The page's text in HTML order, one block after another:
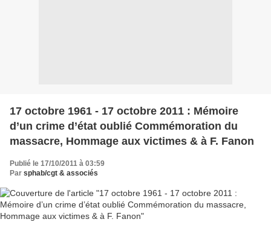
17 octobre 1961 - 17 octobre 2011 : Mémoire
d’un crime d’état oublié Commémoration du
massacre, Hommage aux victimes & à F. Fanon
Publié le 17/10/2011 à 03:59
Par sphab/cgt & associés